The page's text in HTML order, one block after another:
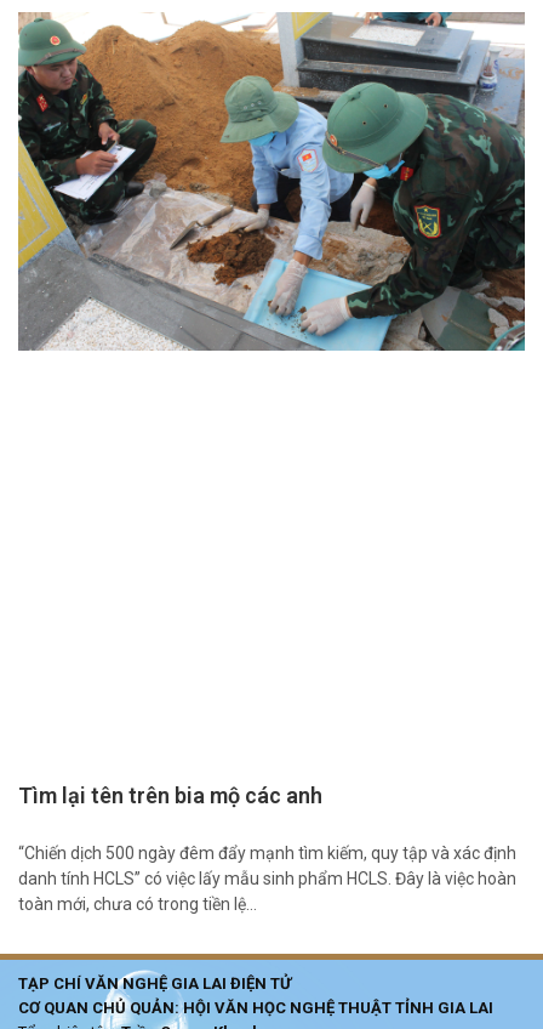
Tìm lại tên trên bia mộ các anh
“Chiến dịch 500 ngày đêm đẩy mạnh tìm kiếm, quy tập và xác định
danh tính HCLS” có việc lấy mẫu sinh phẩm HCLS. Đây là việc hoàn
toàn mới, chưa có trong tiền lệ…
TẠP CHÍ VĂN NGHỆ GIA LAI ĐIỆN TỬ
CƠ QUAN CHỦ QUẢN: HỘI VĂN HỌC NGHỆ THUẬT TỈNH GIA LAI